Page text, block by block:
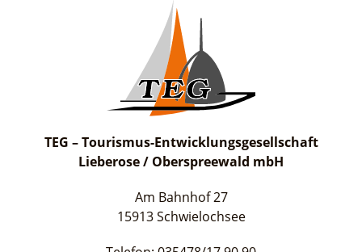
TEG – Tourismus-Entwicklungsgesellschaft
Lieberose / Oberspreewald mbH
Am Bahnhof 27
15913 Schwielochsee